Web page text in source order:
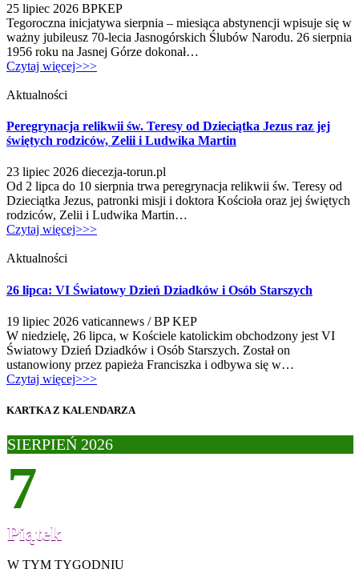
25 lipiec 2026 BPKEP
Tegoroczna inicjatywa sierpnia – miesiąca abstynencji wpisuje się w
ważny jubileusz 70-lecia Jasnogórskich Ślubów Narodu. 26 sierpnia
1956 roku na Jasnej Górze dokonał…
Czytaj więcej>>>
Aktualności
Peregrynacja relikwii św. Teresy od Dzieciątka Jezus raz jej
świętych rodziców, Zelii i Ludwika Martin
23 lipiec 2026 diecezja-torun.pl
Od 2 lipca do 10 sierpnia trwa peregrynacja relikwii św. Teresy od
Dzieciątka Jezus, patronki misji i doktora Kościoła oraz jej świętych
rodziców, Zelii i Ludwika Martin…
Czytaj więcej>>>
Aktualności
26 lipca: VI Światowy Dzień Dziadków i Osób Starszych
19 lipiec 2026 vaticannews / BP KEP
W niedzielę, 26 lipca, w Kościele katolickim obchodzony jest VI
Światowy Dzień Dziadków i Osób Starszych. Został on
ustanowiony przez papieża Franciszka i odbywa się w…
Czytaj więcej>>>
KARTKA Z KALENDARZA
SIERPIEŃ 2026
7
Piątek
W TYM TYGODNIU